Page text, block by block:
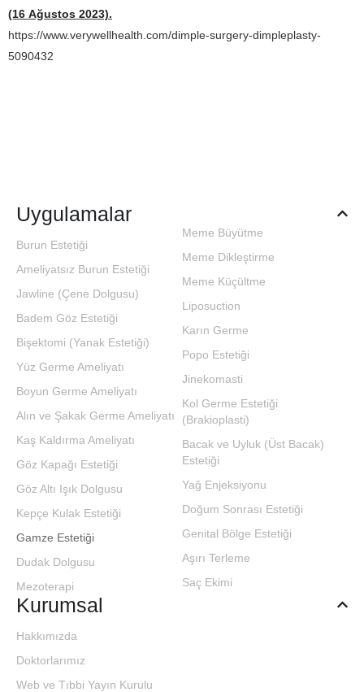
(16 Ağustos 2023).
https://www.verywellhealth.com/dimple-surgery-dimpleplasty-
5090432
Uygulamalar
Burun Estetiği
Ameliyatsız Burun Estetiği
Jawline (Çene Dolgusu)
Badem Göz Estetiği
Bişektomi (Yanak Estetiği)
Yüz Germe Ameliyatı
Boyun Germe Ameliyatı
Alın ve Şakak Germe Ameliyatı
Kaş Kaldırma Ameliyatı
Göz Kapağı Estetiği
Göz Altı Işık Dolgusu
Kepçe Kulak Estetiği
Gamze Estetiği
Dudak Dolgusu
Mezoterapi
Meme Büyütme
Meme Dikleştirme
Meme Küçültme
Liposuction
Karın Germe
Popo Estetiği
Jinekomasti
Kol Germe Estetiği
(Brakioplasti)
Bacak ve Uyluk (Üst Bacak)
Estetiği
Yağ Enjeksiyonu
Doğum Sonrası Estetiği
Genital Bölge Estetiği
Aşırı Terleme
Saç Ekimi
Kurumsal
Hakkımızda
Doktorlarımız
Web ve Tıbbi Yayın Kurulu